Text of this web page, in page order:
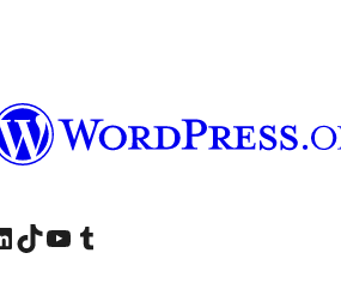
একাউণ্টলৈ যাওক
আমাৰ TikTok একাউণ্টলৈ যাওকআমাৰ YouTube চেনেললৈ যাওকআমাৰ Tumblr একাউণ্টলৈ যাওক